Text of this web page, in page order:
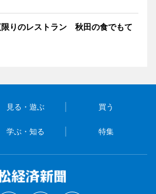
りのレストラン 秋田の食でもて
見る・遊ぶ 買う
学ぶ・知る 特集